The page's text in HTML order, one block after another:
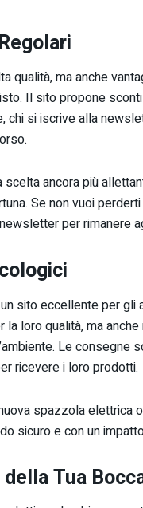
qualità, ma anche
Il sito propone
si iscrive alla
scelta ancora più
Se non vuoi
per rimanere
un sito eccellente per gli
loro qualità, ma
Le consegne
ricevere i loro prodotti.
spazzola elettrica
sicuro e con un
Tua